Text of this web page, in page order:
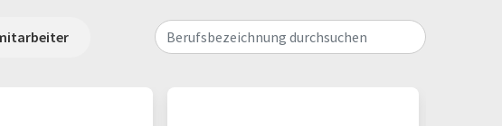
Berufsbezeichnung durchsuchen